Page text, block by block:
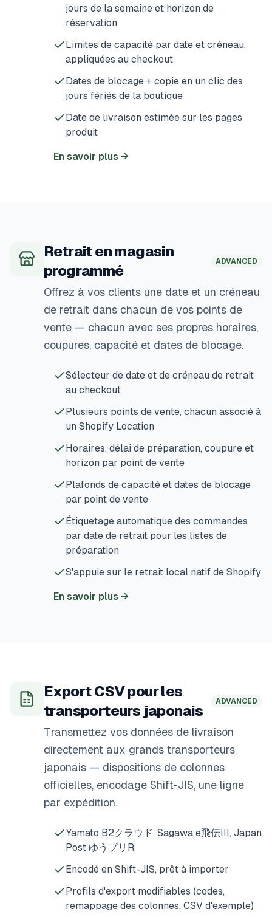
jours de la semaine et horizon de
réservation
Limites de capacité par date et créneau,
appliquées au checkout
Dates de blocage + copie en un clic des
jours fériés de la boutique
Date de livraison estimée sur les pages
produit
En savoir plus →
Retrait en magasin
programmé
ADVANCED
Offrez à vos clients une date et un créneau
de retrait dans chacun de vos points de
vente — chacun avec ses propres horaires,
coupures, capacité et dates de blocage.
Sélecteur de date et de créneau de retrait
au checkout
Plusieurs points de vente, chacun associé à
un Shopify Location
Horaires, délai de préparation, coupure et
horizon par point de vente
Plafonds de capacité et dates de blocage
par point de vente
Étiquetage automatique des commandes
par date de retrait pour les listes de
préparation
S'appuie sur le retrait local natif de Shopify
En savoir plus →
Export CSV pour les
transporteurs japonais
ADVANCED
Transmettez vos données de livraison
directement aux grands transporteurs
japonais — dispositions de colonnes
officielles, encodage Shift-JIS, une ligne
par expédition.
Yamato B2クラウド, Sagawa e飛伝III, Japan
Post ゆうプリR
Encodé en Shift-JIS, prêt à importer
Profils d'export modifiables (codes,
remappage des colonnes, CSV d'exemple)